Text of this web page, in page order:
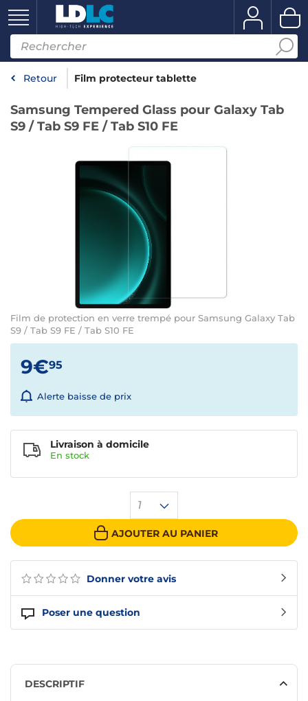
Retour Film protecteur tablette
Samsung Tempered Glass pour Galaxy Tab
S9 / Tab S9 FE / Tab S10 FE
Film de protection en verre trempé pour Samsung Galaxy Tab
S9 / Tab S9 FE / Tab S10 FE
Donner votre avis
Poser une question
9€95
Alerte baisse de prix
1
AJOUTER AU PANIER
Livraison à domicile
En stock
DESCRIPTIF